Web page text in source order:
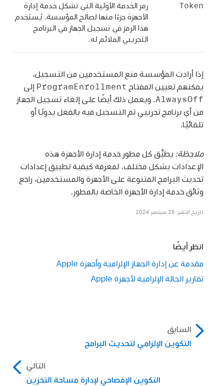
Token
رمز الخدمة الأولية التي تشكل خدمة إدارة
الأجهزة جزءًا منها لصالح المؤسسة. يُستخدم
هذا الرمز في تسجيل الجهاز في البرنامج
التجريبي الملائم له.
إذا أرادت المؤسسة منع المستخدمين من التسجيل،
يمكنهم تعيين المفتاح ProgramEnrollment إلى
AlwaysOff . ويعمل ذلك أيضًا على إلغاء تسجيل الجهاز
من أي برنامج تجريبي تم التسجيل فيه بالفعل يدويًا أو
تلقائيًا.
ملاحظة: يطبِّق كل مطور خدمة إدارة الأجهزة هذه
الإعدادات بشكل مختلف. لمعرفة كيفية تطبيق إعدادات
تحديث البرامج المتنوعة على الأجهزة والمستخدمين، راجع
وثائق خدمة إدارة الأجهزة الخاصة بالمطور.
تاريخ النشر: 25 سبتمبر 2024
انظر أيضًا
مقدمة عن إدارة الجهاز الإلزامية وأجهزة Apple
تقارير الحالة الإلزامية لأجهزة Apple
السابق
التكوين الإلزامي لتحديث البرامج
التالي
التكوين الإفصاحي لإدارة مساحة التخزين